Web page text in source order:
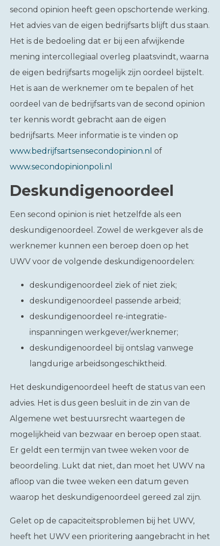
second opinion heeft geen opschortende werking.
Het advies van de eigen bedrijfsarts blijft dus staan.
Het is de bedoeling dat er bij een afwijkende
mening intercollegiaal overleg plaatsvindt, waarna
de eigen bedrijfsarts mogelijk zijn oordeel bijstelt.
Het is aan de werknemer om te bepalen of het
oordeel van de bedrijfsarts van de second opinion
ter kennis wordt gebracht aan de eigen
bedrijfsarts. Meer informatie is te vinden op
www.bedrijfsartsensecondopinion.nl of
www.secondopinionpoli.nl
Deskundigenoordeel
Een second opinion is niet hetzelfde als een
deskundigenoordeel. Zowel de werkgever als de
werknemer kunnen een beroep doen op het
UWV voor de volgende deskundigenoordelen:
deskundigenoordeel ziek of niet ziek;
deskundigenoordeel passende arbeid;
deskundigenoordeel re-integratie-
inspanningen werkgever/werknemer;
deskundigenoordeel bij ontslag vanwege
langdurige arbeidsongeschiktheid.
Het deskundigenoordeel heeft de status van een
advies. Het is dus geen besluit in de zin van de
Algemene wet bestuursrecht waartegen de
mogelijkheid van bezwaar en beroep open staat.
Er geldt een termijn van twee weken voor de
beoordeling. Lukt dat niet, dan moet het UWV na
afloop van die twee weken een datum geven
waarop het deskundigenoordeel gereed zal zijn.
Gelet op de capaciteitsproblemen bij het UWV,
heeft het UWV een prioritering aangebracht in het